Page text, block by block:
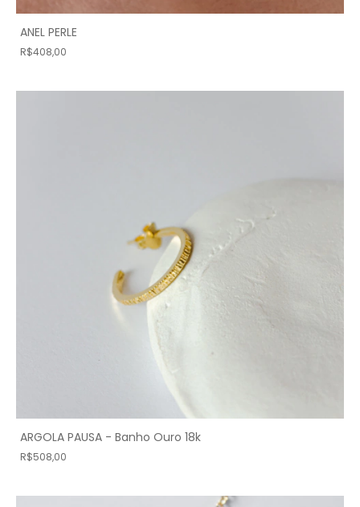
ANEL PERLE
R$408,00
ARGOLA PAUSA - Banho Ouro 18k
R$508,00